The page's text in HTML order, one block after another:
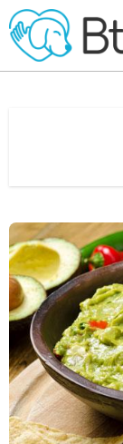
Passer
au
contenu